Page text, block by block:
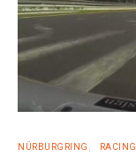
NÜRBURGRING RACING